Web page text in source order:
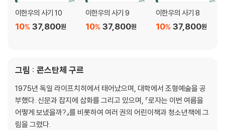
이한우의 사기 10
37,800원
10%
이한우의 사기 9
37,800원
10%
이한우의 사기 8
37,800원
10%
그림 : 콘스탄체 구르
1975년 독일 라이프치히에서 태어났으며, 대학에서 조형예술을 공
부했다. 신문과 잡지에 삽화를 그리고 있으며, 『로자는 이번 여름을
어떻게 보냈을까?』를 비롯하여 여러 권의 어린이책과 청소년책에 그
림을 그렸다.